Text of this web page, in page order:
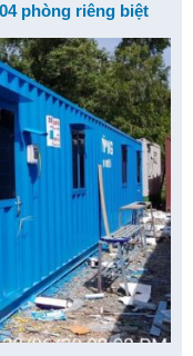
phòng riêng biệt